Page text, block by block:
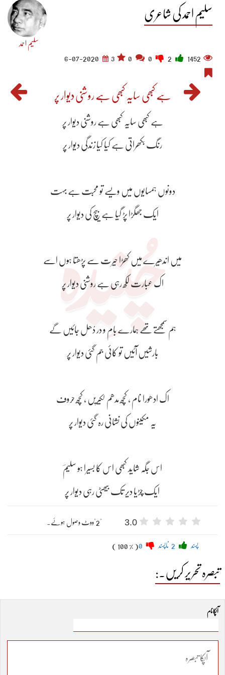
سلیم احمد کی شاعری
سلیم احمد
1452
3
6-07-2020
ہے کبھی سایہ کبھی ہے روشنی دیوار پر
ہے کبھی سایہ کبھی ہے روشنی دیوار پر
رنگ بکھراتی ہے کیا کیا زندگی دیوار پر
دونوں ہمسایوں میں ویسے تو محبت ہے بہت
ایک جھگڑا پڑ گیا ہے بیچ کی دیوار پر
میں اندھیرے میں کھڑا حیرت سے پڑھتا ہوں اسے
اک عبارت لکھ رہی ہے روشنی دیوار پر
ہم سمجھتے تھے ہمارے بام و در دُھل جائیں گے
بارشیں آئیں تو کائی جم گئی دیوار پر
اک ادھورا نام ، کچھ مدھم لکیریں ، کچھ حروف
یہ مکینوں کی نشانی رہ گئی دیوار پر
اس جگہ شاید کبھی اس کا بسیرا ہو سلیمؔ
3.0 "2"ووٹ وصول ہوئے۔
پسند ناپسند ( 100 % )
تبصرہ تحریر کریں۔:
آپکا نام